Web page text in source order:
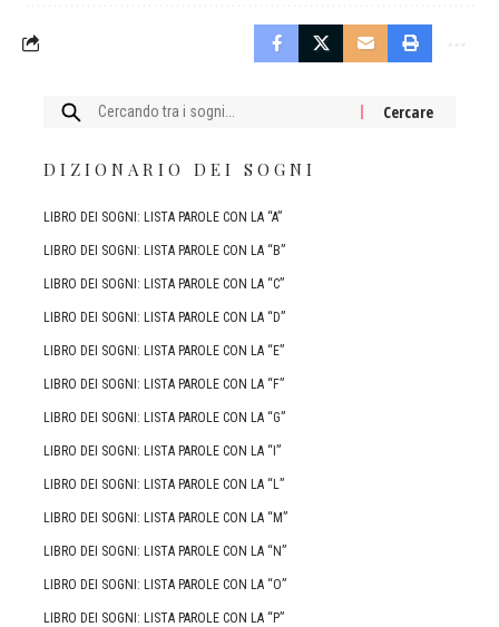
Cercare:
DIZIONARIO DEI SOGNI
LIBRO DEI SOGNI: LISTA PAROLE CON LA “A”
LIBRO DEI SOGNI: LISTA PAROLE CON LA “B”
LIBRO DEI SOGNI: LISTA PAROLE CON LA “C”
LIBRO DEI SOGNI: LISTA PAROLE CON LA “D”
LIBRO DEI SOGNI: LISTA PAROLE CON LA “E”
LIBRO DEI SOGNI: LISTA PAROLE CON LA “F”
LIBRO DEI SOGNI: LISTA PAROLE CON LA “G”
LIBRO DEI SOGNI: LISTA PAROLE CON LA “I”
LIBRO DEI SOGNI: LISTA PAROLE CON LA “L”
LIBRO DEI SOGNI: LISTA PAROLE CON LA “M”
LIBRO DEI SOGNI: LISTA PAROLE CON LA “N”
LIBRO DEI SOGNI: LISTA PAROLE CON LA “O”
LIBRO DEI SOGNI: LISTA PAROLE CON LA “P”